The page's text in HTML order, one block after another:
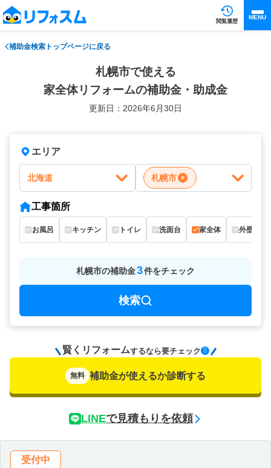
閲覧履歴
MENU
補助金検索トップページに戻る
札幌市で使える
家全体リフォームの補助金・助成金
更新日：2026年6月30日
エリア
北海道 札幌市
工事箇所
お風呂 キッチン トイレ 洗面台 家全体 外壁
札幌市の補助金3件をチェック
検索
賢くリフォームするなら要チェック
無料 補助金が使えるか診断する
LINEで見積もりを依頼
受付中